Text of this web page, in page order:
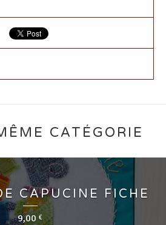
CATÉGORIE
CAPUCINE FICHE
9,00 €